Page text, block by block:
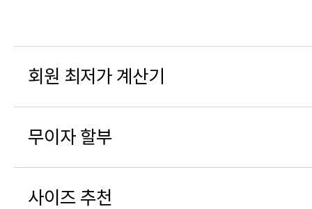
회원 최저가 계산기
무이자 할부
사이즈 추천